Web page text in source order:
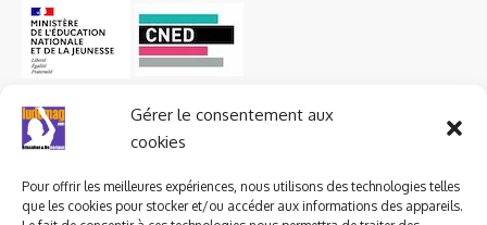
Gérer le consentement aux
cookies
Pour offrir les meilleures expériences, nous utilisons des technologies telles
que les cookies pour stocker et/ou accéder aux informations des appareils.